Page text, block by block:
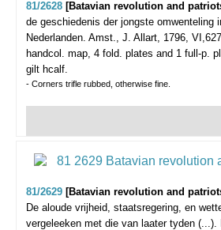
81/2628 [Batavian revolution and
de geschiedenis der jongste omwenteling
Nederlanden. Amst., J. Allart, 1796,
handcol. map, 4 fold. plates and 1 full-p.
gilt hcalf.
- Corners trifle rubbed, otherwise fine.
81/2629 [Batavian revolution and
De aloude vrijheid, staatsregering, en
vergeleeken met die van laater tyden (...).